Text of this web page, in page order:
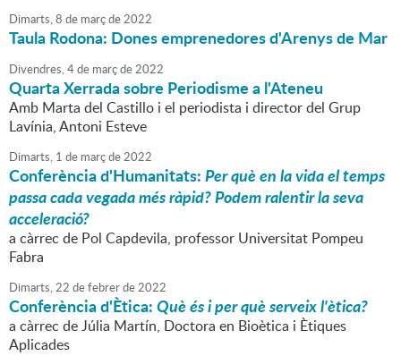
Dimarts,8 de marçde2022
Taula Rodona: Dones emprenedores d'Arenys de Mar
Divendres,4de marçde2022
Quarta Xerrada sobre Periodisme a l'Ateneu
Amb Marta del Castillo i el periodista i director del Grup
Lavínia, Antoni Esteve
Dimarts, 1 de marçde2022
Conferència d'Humanitats:Per què en la vida el temps
passa cada vegada més ràpid? Podem ralentir la seva
acceleració?
a càrrec de Pol Capdevila, professor Universitat Pompeu
Fabra
Dimarts,22 defebrerde2022
Conferència d'Ètica:Què és i per què serveix l'ètica?
a càrrec de Júlia Martín, Doctora en Bioètica i Ètiques
Aplicades